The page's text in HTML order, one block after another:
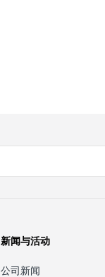
新闻与活动
公司新闻